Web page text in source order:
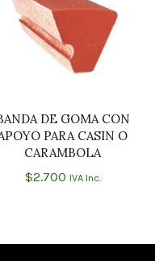
AÑADIR AL CARRITO
DE GOMA CON
PARA CASIN O
CARAMBOLA
$2.700 IVA Inc.